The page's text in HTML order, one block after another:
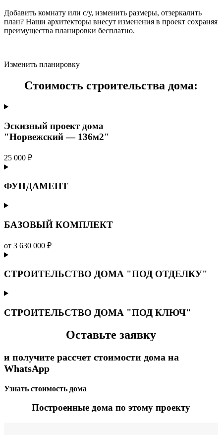
Добавить комнату или с/у, изменить размеры, отзеркалить
план? Наши архитекторы внесут изменения в проект сохраняя
преимущества планировки бесплатно.
Изменить планировку
Стоимость строительства дома:
Эскизный проект дома
"Норвежский — 136м2"
25 000 ₽
ФУНДАМЕНТ
БАЗОВЫЙ КОМПЛЕКТ
от 3 630 000 ₽
СТРОИТЕЛЬСТВО ДОМА "ПОД ОТДЕЛКУ"
СТРОИТЕЛЬСТВО ДОМА "ПОД КЛЮЧ"
Оставьте заявку
и получите рассчет стоимости дома на
WhatsApp
Узнать стоимость дома
Построенные дома по этому проекту